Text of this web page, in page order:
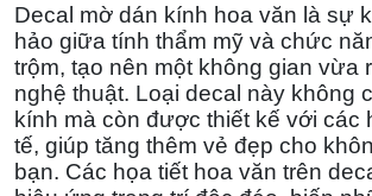
Decal mờ dán kính hoa văn là sự
hảo giữa tính thẩm mỹ và chức
trộm, tạo nên một không gian vừa
nghệ thuật. Loại decal này không
kính mà còn được thiết kế với các
tế, giúp tăng thêm vẻ đẹp cho
bạn. Các họa tiết hoa văn trên